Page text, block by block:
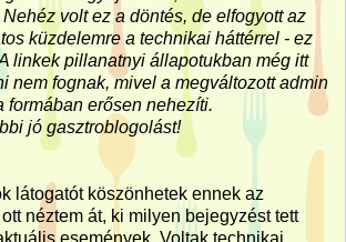
volt ez a döntés, de elfogyott az
küzdelemre a technikai háttérrel - ez
linkek pillanatnyi állapotukban még itt
nem fognak, mivel a megváltozott admin
formában erősen nehezíti.
jó gasztroblogolást!
látogatót köszönhetek ennek az
néztem át, ki milyen bejegyzést tett
események. Voltak technikai